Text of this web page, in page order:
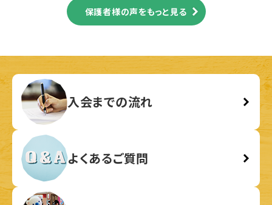
保護者様の声をもっと見る
入会までの流れ
よくあるご質問